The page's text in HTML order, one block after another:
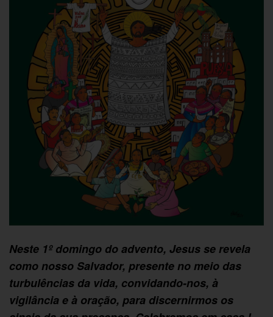
Neste 1º domingo do advento, Jesus se revela
como nosso Salvador, presente no meio das
turbulências da vida, convidando-nos, à
vigilância e à oração, para discernirmos os